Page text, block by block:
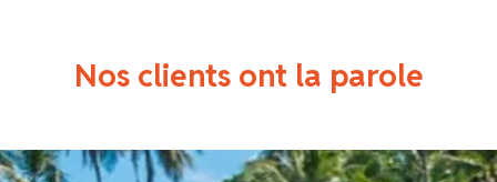
Nos clients ont la parole